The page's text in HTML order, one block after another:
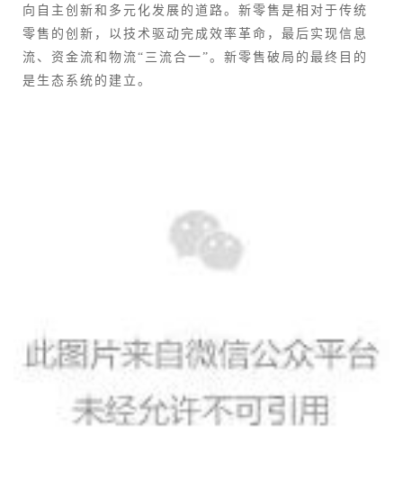
向自主创新和多元化发展的道路。新零售是相对于传统
零售的创新，以技术驱动完成效率革命，最后实现信息
流、资金流和物流“三流合一”。新零售破局的最终目的
是生态系统的建立。